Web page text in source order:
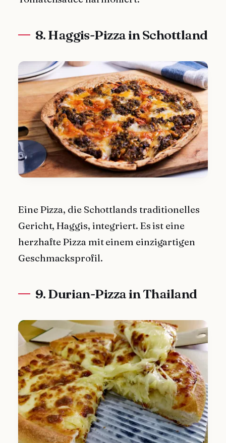
8. Haggis-Pizza in Schottland
Eine Pizza, die Schottlands traditionelles
Gericht, Haggis, integriert. Es ist eine
herzhafte Pizza mit einem einzigartigen
Geschmacksprofil.
9. Durian-Pizza in Thailand